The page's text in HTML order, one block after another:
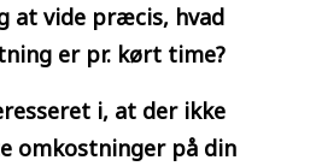
at vide præcis, hvad
er pr. kørt time?
i, at der ikke
omkostninger på din